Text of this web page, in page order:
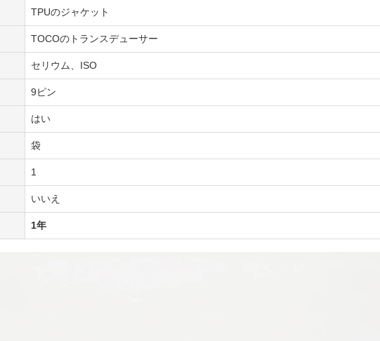
TPUのジャケット
TOCOのトランスデューサー
セリウム、ISO
9ピン
はい
袋
1
いいえ
1年